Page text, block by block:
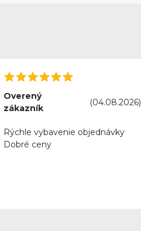
Overený
zákazník
(04.08.2026)
Rýchle vybavenie objednávky
Dobré ceny